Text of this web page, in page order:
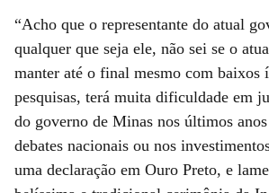
“Acho que o representante do atual
qualquer que seja ele, não sei se o
manter até o final mesmo com baixos
pesquisas, terá muita dificuldade em
do governo de Minas nos últimos
debates nacionais ou nos
uma declaração em Ouro Preto, e